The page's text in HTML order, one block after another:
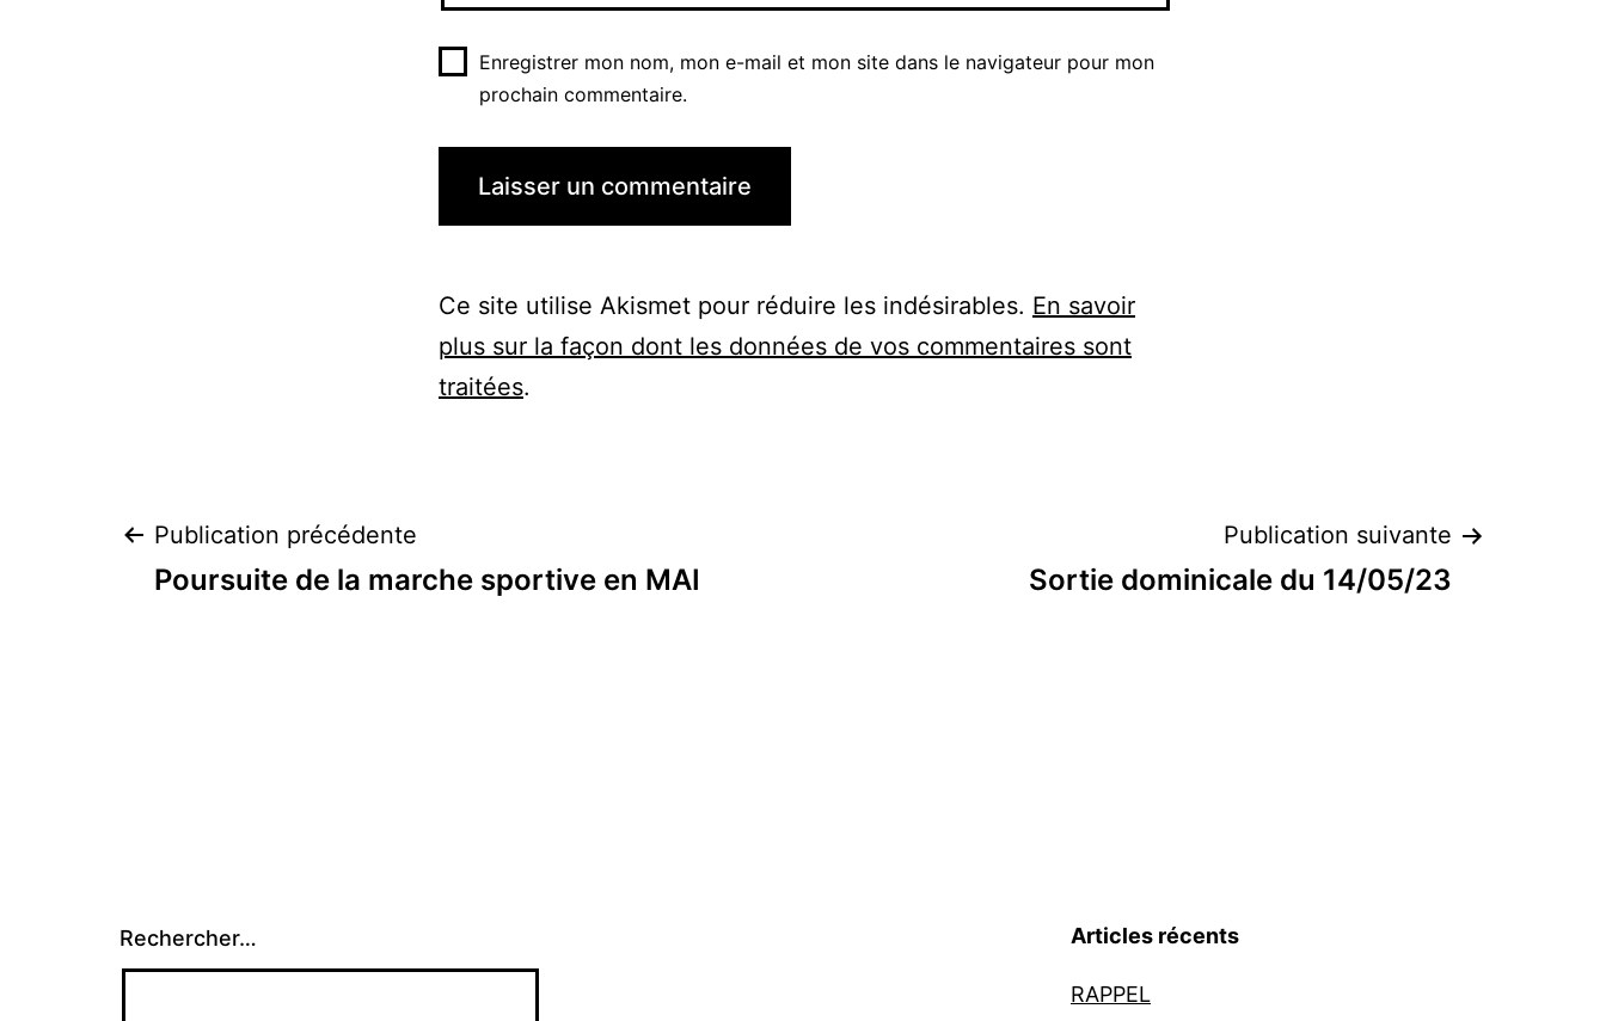
Enregistrer mon nom, mon e-mail et mon site dans le navigateur pour mon
prochain commentaire.
Ce site utilise Akismet pour réduire les indésirables. En savoir
plus sur la façon dont les données de vos commentaires sont
traitées.
Navigation
Publication précédente
Poursuite de la marche sportive en MAI
Publication suivante
Sortie dominicale du 14/05/23
Rechercher… Articles récents
RAPPEL